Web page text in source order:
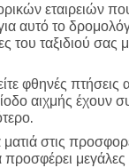
εταιρειών
αυτό το
του ταξιδιού σας
φθηνές
αιχμής έχουν
ματιά στις